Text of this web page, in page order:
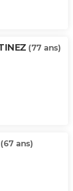
(77 ans)
(67 ans)